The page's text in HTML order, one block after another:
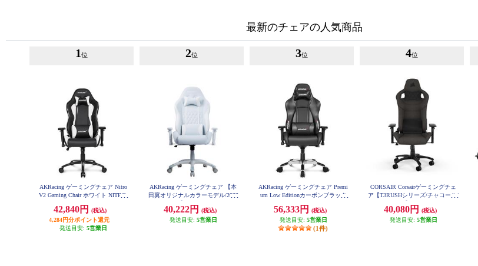
最新のチェアの人気商品
1 位
AKRacing ゲーミングチェア Nitro
V2 Gaming Chair ホワイト NITRO-
42,840円
(税込)
4,284円分ポイント還元
発送目安: 5営業日
2位
AKRacing ゲーミングチェア 【本
田翼オリジナルカラーモデル/2023
NDA
40,222円
(税込)
発送目安: 5営業日
3位
AKRacing ゲーミングチェア Premi
um Low Editionカーボンブラック
K
56,333円
(税込)
発送目安: 5営業日
(1件)
4位
CORSAIR Corsairゲーミングチェ
ア【T3RUSHシリーズ/チャコール/
40,080円
(税込)
発送目安: 5営業日